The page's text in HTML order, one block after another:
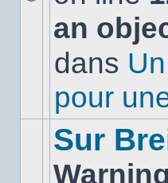
Aucun
nouveau
message
sujet.
an
dans
pour
Sur
Warning